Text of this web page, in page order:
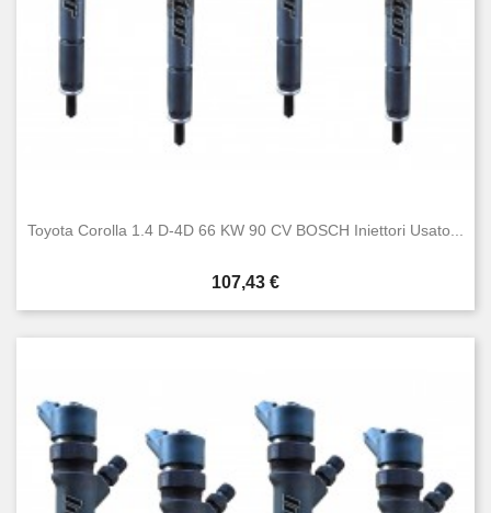
Toyota Corolla 1.4 D-4D 66 KW 90 CV BOSCH Iniettori Usato...
Prezzo
107,43 €